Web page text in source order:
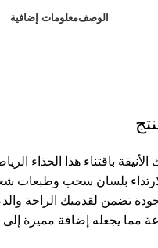
الوصفمعلومات إضافية
باقتناء هذا الحذاء
بلسان سحب وطبعات
تضمن لقدميك الراحة
مما يجعله إضافة مميزة إلى